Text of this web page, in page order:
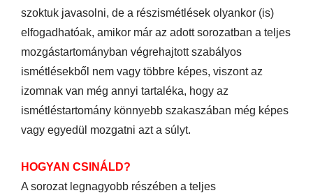
szoktuk javasolni, de a részismétlések olyankor (is)
elfogadhatóak, amikor már az adott sorozatban a teljes
mozgástartományban végrehajtott szabályos
ismétlésekből nem vagy többre képes, viszont az
izomnak van még annyi tartaléka, hogy az
ismétléstartomány könnyebb szakaszában még képes
vagy egyedül mozgatni azt a súlyt.
HOGYAN CSINÁLD?
A sorozat legnagyobb részében a teljes